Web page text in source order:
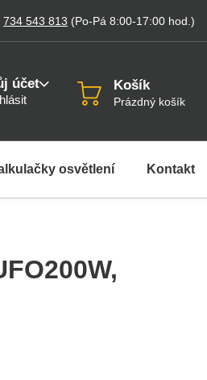
734 543 813 (Po-Pá 8:00-17:00 hod. )
účet Košík
Prázdný košík
osvětlení Kontakt
,